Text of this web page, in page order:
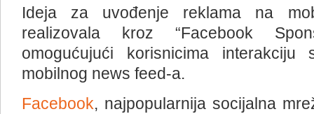
Ideja za uvođenje reklama na
realizovala kroz “Facebook
omogućujući korisnicima interakciju
mobilnog news feed-a.
Facebook, najpopularnija socijalna